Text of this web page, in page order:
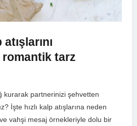
romantik tarz
kurarak partnerinizi şehvetten
İşte hızlı kalp atışlarına neden
vahşi mesaj örnekleriyle dolu bir